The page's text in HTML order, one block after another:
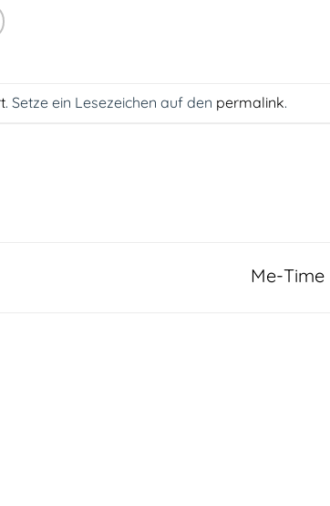
. Setze ein Lesezeichen auf den permalink.
Me-Time